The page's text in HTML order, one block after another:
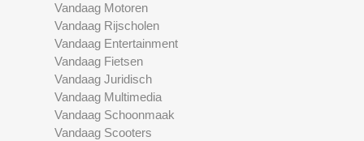
Vandaag Motoren
Vandaag Rijscholen
Vandaag Entertainment
Vandaag Fietsen
Vandaag Juridisch
Vandaag Multimedia
Vandaag Schoonmaak
Vandaag Scooters